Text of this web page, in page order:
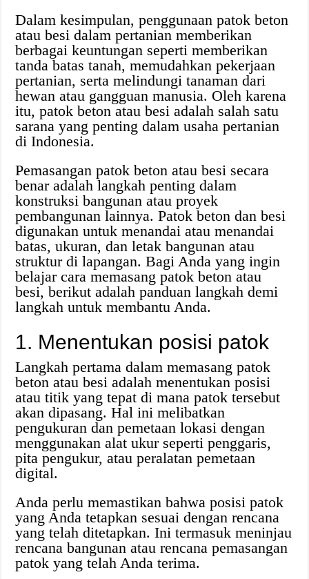
Dalam kesimpulan, penggunaan patok beton
atau besi dalam pertanian memberikan
berbagai keuntungan seperti memberikan
tanda batas tanah, memudahkan pekerjaan
pertanian, serta melindungi tanaman dari
hewan atau gangguan manusia. Oleh karena
itu, patok beton atau besi adalah salah satu
sarana yang penting dalam usaha pertanian
di Indonesia.
Pemasangan patok beton atau besi secara
benar adalah langkah penting dalam
konstruksi bangunan atau proyek
pembangunan lainnya. Patok beton dan besi
digunakan untuk menandai atau menandai
batas, ukuran, dan letak bangunan atau
struktur di lapangan. Bagi Anda yang ingin
belajar cara memasang patok beton atau
besi, berikut adalah panduan langkah demi
langkah untuk membantu Anda.
1. Menentukan posisi patok
Langkah pertama dalam memasang patok
beton atau besi adalah menentukan posisi
atau titik yang tepat di mana patok tersebut
akan dipasang. Hal ini melibatkan
pengukuran dan pemetaan lokasi dengan
menggunakan alat ukur seperti penggaris,
pita pengukur, atau peralatan pemetaan
digital.
Anda perlu memastikan bahwa posisi patok
yang Anda tetapkan sesuai dengan rencana
yang telah ditetapkan. Ini termasuk meninjau
rencana bangunan atau rencana pemasangan
patok yang telah Anda terima.